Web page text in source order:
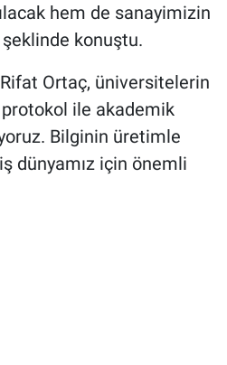
hem de sanayimizin
konuştu.
Ortaç, üniversitelerin
ile akademik
Bilginin üretimle
dünyamız için önemli